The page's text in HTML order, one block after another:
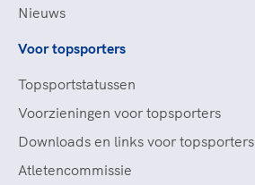
Nieuws
Voor topsporters
Topsportstatussen
Voorzieningen voor topsporters
Downloads en links voor topsporters
Atletencommissie